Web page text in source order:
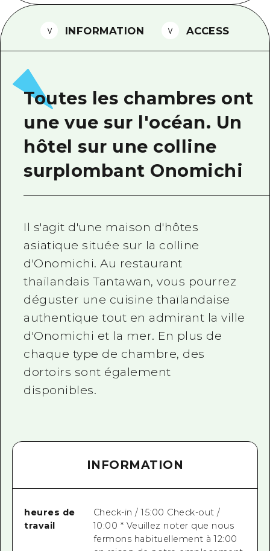
Téléchargement de Photos
Informations sur le transport en
Brochure touristique
INFORMATION ACCESS
Toutes les chambres ont
une vue sur l'océan. Un
hôtel sur une colline
surplombant Onomichi
Il s'agit d'une maison d'hôtes
asiatique située sur la colline
d'Onomichi. Au restaurant
thaïlandais Tantawan, vous pourrez
déguster une cuisine thaïlandaise
authentique tout en admirant la ville
d'Onomichi et la mer. En plus de
chaque type de chambre, des
dortoirs sont également
disponibles.
INFORMATION
heures de
travail
Check-in / 15:00 Check-out /
10:00 * Veuillez noter que nous
fermons habituellement à 12:00